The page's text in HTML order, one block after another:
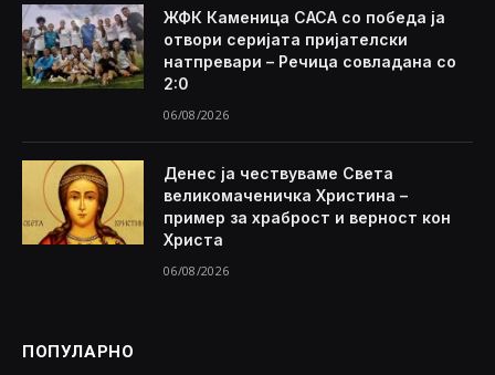
ЖФК Каменица САСА со победа ја
отвори серијата пријателски
натпревари – Речица совладана со
2:0
06/08/2026
Денес ја чествуваме Света
великомаченичка Христина –
пример за храброст и верност кон
Христа
06/08/2026
ПОПУЛАРНО